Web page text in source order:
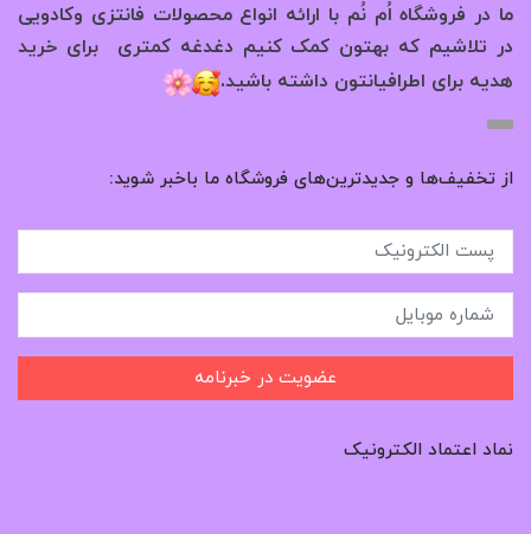
ما در فروشگاه اُم نُم با ارائه انواع محصولات فانتزی وکادویی
در تلاشیم که بهتون کمک کنیم دغدغه کمتری برای خرید
هدیه برای اطرافیانتون داشته باشید.
از تخفیف‌ها و جدیدترین‌های فروشگاه ما باخبر شوید:
عضویت در خبرنامه
نماد اعتماد الکترونیک